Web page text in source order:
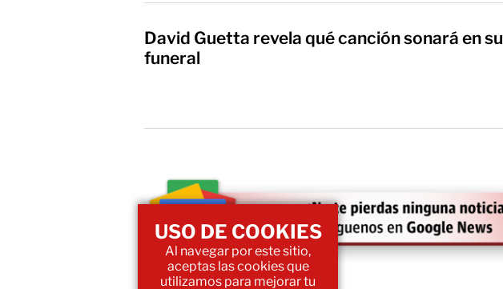
David Guetta revela qué canción sonará en su
funeral
USO DE COOKIES
Al navegar por este sitio,
aceptas las cookies que
utilizamos para mejorar tu